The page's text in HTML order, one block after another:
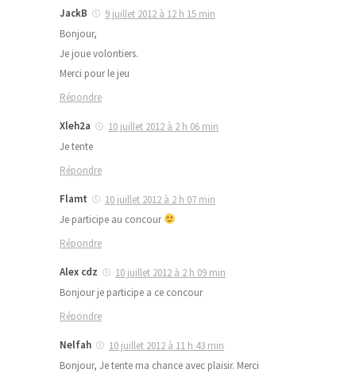
JackB
9 juillet 2012 à 12 h 15 min
Bonjour,
Je joue volontiers.
Merci pour le jeu
Répondre
Xleh2a
10 juillet 2012 à 2 h 06 min
Je tente
Répondre
Flamt
10 juillet 2012 à 2 h 07 min
Je participe au concour
Répondre
Alex cdz
10 juillet 2012 à 2 h 09 min
Bonjour je participe a ce concour
Répondre
Nelfah
10 juillet 2012 à 11 h 43 min
Bonjour, Je tente ma chance avec plaisir. Merci